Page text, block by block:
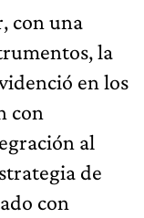
con una
la
en los
con
al
de
con